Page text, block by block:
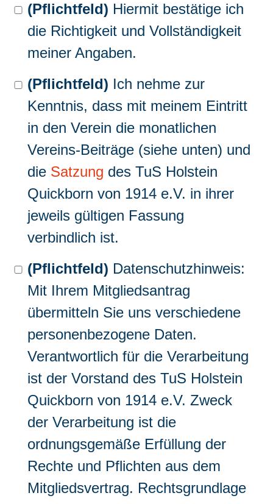
(Pflichtfeld) Hiermit bestätige ich
die Richtigkeit und Vollständigkeit
meiner Angaben.
(Pflichtfeld) Ich nehme zur
Kenntnis, dass mit meinem Eintritt
in den Verein die monatlichen
Vereins-Beiträge (siehe unten) und
die Satzung des TuS Holstein
Quickborn von 1914 e.V. in ihrer
jeweils gültigen Fassung
verbindlich ist.
(Pflichtfeld) Datenschutzhinweis:
Mit Ihrem Mitgliedsantrag
übermitteln Sie uns verschiedene
personenbezogene Daten.
Verantwortlich für die Verarbeitung
ist der Vorstand des TuS Holstein
Quickborn von 1914 e.V. Zweck
der Verarbeitung ist die
ordnungsgemäße Erfüllung der
Rechte und Pflichten aus dem
Mitgliedsvertrag. Rechtsgrundlage